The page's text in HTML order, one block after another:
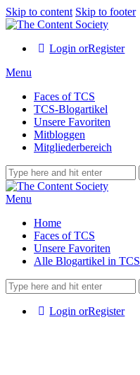
Skip to content Skip to footer
Login orRegister
Menu
Faces of TCS
TCS-Blogartikel
Unsere Favoriten
Mitbloggen
Mitgliederbereich
Menu
Home
Faces of TCS
Unsere Favoriten
Alle Blogartikel in TCS
Login orRegister